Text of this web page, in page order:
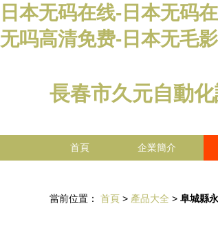
日本无码在线-日本无码
无吗高清免费-日本无毛
長春市久元自動
首頁 企業簡介
當前位置： 首頁 > 產品大全 > 阜城縣